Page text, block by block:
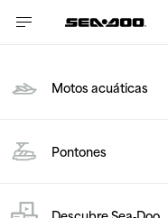
Motos acuáticas
Pontones
Viajes
Conoce la
modelos
Desconéctate
contigo mismo.
¡Sal y conduce hacia